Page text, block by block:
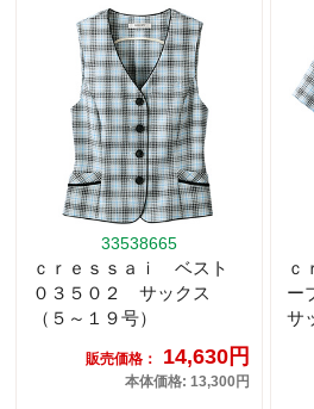
33538665
ｃｒｅｓｓａｉ ベスト
０３５０２ サックス
（５～１９号）
販売価格： 14,630円
本体価格: 13,300円
ｃ
ー
サ